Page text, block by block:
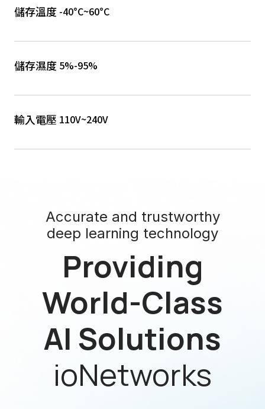
儲存溫度 -40°C~60°C
儲存濕度 5%-95%
輸入電壓 110V~240V
Accurate and trustworthy
deep learning technology
Providing
World-Class
AI Solutions
ioNetworks